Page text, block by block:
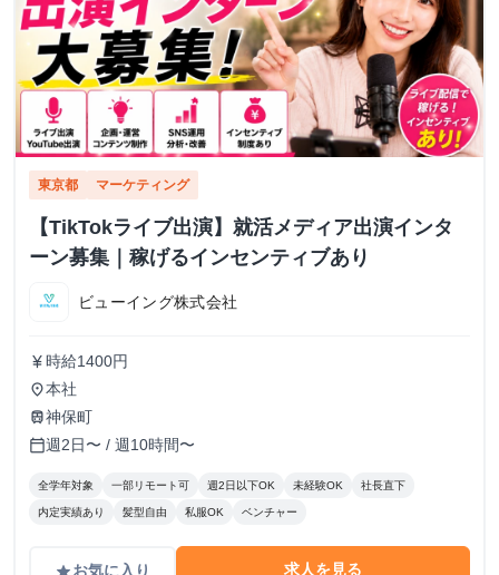
東京都 マーケティング
【TikTokライブ出演】就活メディア出演インタ
ーン募集｜稼げるインセンティブあり
ビューイング株式会社
currency_yen 時給1400円
place本社
train神保町
calendar_today週2日〜 / 週10時間〜
全学年対象 一部リモート可 週2日以下OK 未経験OK 社長直下
内定実績あり 髪型自由 私服OK ベンチャー
gradeお気に入り 求人を見る